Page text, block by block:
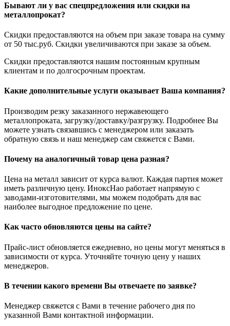
Бывают ли у вас спецпредложения или скидки на
металлопрокат?
Скидки предоставляются на объем при заказе товара на сумму
от 50 тыс.руб. Скидки увеличиваются при заказе за объем.
Скидки предоставляются нашим постоянным крупным
клиентам и по долгосрочным проектам.
Какие дополнительные услуги оказывает Ваша компания?
Производим резку заказанного нержавеющего
металлопроката, загрузку/доставку/разгрузку. Подробнее Вы
можете узнать связавшись с менеджером или заказать
обратную связь и наш менеджер сам свяжется с Вами.
Почему на аналогичный товар цена разная?
Цена на металл зависит от курса валют. Каждая партия может
иметь различную цену. ИноксНао работает напрямую с
заводами-изготовителями, мы можем подобрать для вас
наиболее выгодное предложение по цене.
Как часто обновляются цены на сайте?
Прайс-лист обновляется ежедневно, но цены могут меняться в
зависимости от курса. Уточняйте точную цену у наших
менеджеров.
В течении какого времени Вы отвечаете по заявке?
Менеджер свяжется с Вами в течение рабочего дня по
указанной Вами контактной информации.